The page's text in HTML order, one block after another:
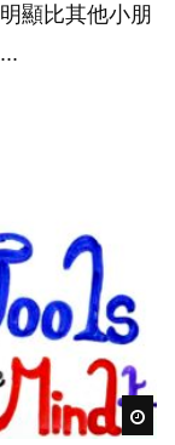
顯比其他小朋